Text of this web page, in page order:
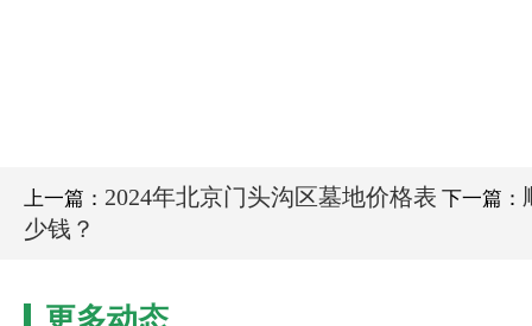
上一篇： 2024年北京门头沟区墓地价格表 下一篇：
少钱？